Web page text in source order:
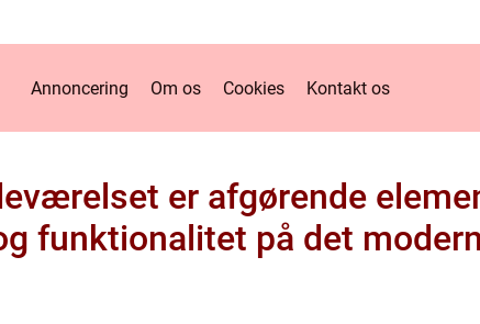
Annoncering Om os Cookies Kontakt os
er afgørende
funktionalitet på det